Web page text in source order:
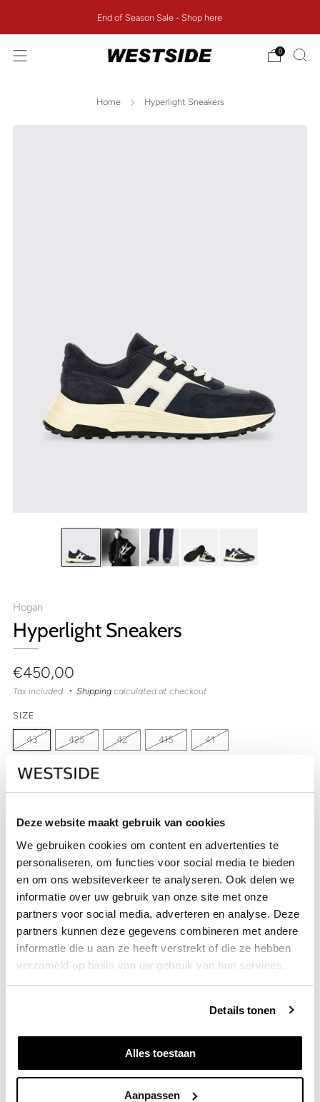
Deze website maakt gebruik van cookies
We gebruiken cookies om content en advertenties te
personaliseren, om functies voor social media te bieden
en om ons websiteverkeer te analyseren. Ook delen we
informatie over uw gebruik van onze site met onze
partners voor social media, adverteren en analyse. Deze
partners kunnen deze gegevens combineren met andere
informatie die u aan ze heeft verstrekt of die ze hebben
verzameld op basis van uw gebruik van hun services.
Details tonen
Alles toestaan
Aanpassen
End of Season Sale - Shop here
0
Home Hyperlight Sneakers
Hogan
Hyperlight Sneakers
Regular
price
€450,00
Tax included Shipping calculated at checkout
SIZE
43 425 42 415 41
QUANTITY
Out of stock
SOLD OUT
CHECK IN-STORE AVAILABILITY
Details